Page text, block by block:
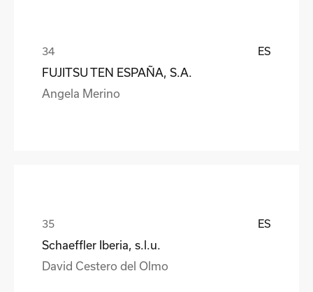
ES
FUJITSU TEN ESPAÑA, S.A.
Angela Merino
ES
Schaeffler Iberia, s.l.u.
David Cestero del Olmo